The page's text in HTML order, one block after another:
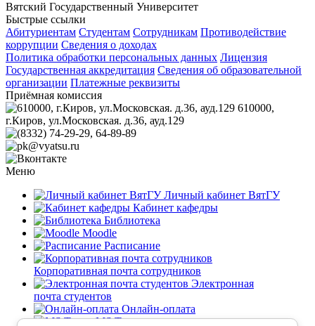
Вятский Государственный Университет
Быстрые ссылки
Абитуриентам Студентам Сотрудникам Противодействие
коррупции Сведения о доходах
Политика обработки персональных данных Лицензия
Государственная аккредитация Сведения об образовательной
организации Платежные реквизиты
Приёмная комиссия
610000,
г.Киров, ул.Московская. д.36, ауд.129
Меню
Личный кабинет ВятГУ
Кабинет кафедры
Библиотека
Moodle
Расписание
Корпоративная почта сотрудников
Электронная
почта студентов
Онлайн-оплата
MS Teams